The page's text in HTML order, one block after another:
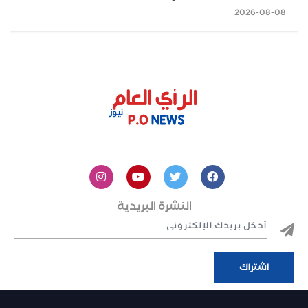
النشرة البريدية